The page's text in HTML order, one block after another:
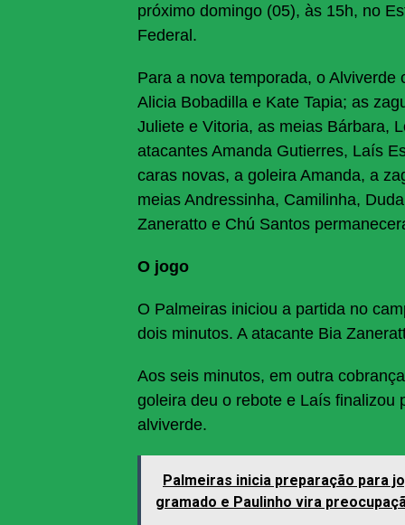
próximo domingo (05), às 15h, no
Federal.
Para a nova temporada, o
Alicia Bobadilla e Kate Tapia; as
Juliete e Vitoria, as meias Bárbara,
atacantes Amanda Gutierres, Laís
caras novas, a goleira Amanda, a
meias Andressinha, Camilinha,
Zaneratto e Chú Santos
O jogo
O Palmeiras iniciou a partida no
dois minutos. A atacante Bia
Aos seis minutos, em outra
goleira deu o rebote e Laís finalizou
alviverde.
Palmeiras inicia preparação para
gramado e Paulinho vira